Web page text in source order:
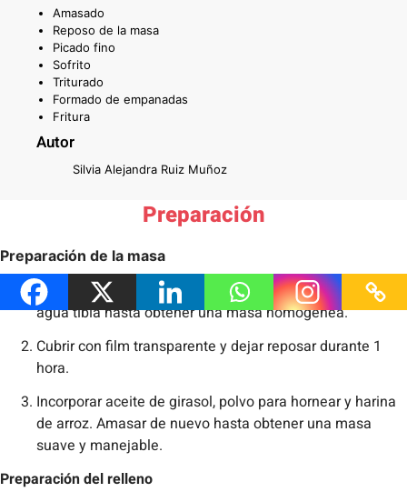
Amasado
Reposo de la masa
Picado fino
Sofrito
Triturado
Formado de empanadas
Fritura
Autor
Silvia Alejandra Ruiz Muñoz
Preparación
Preparación de la masa
Mezclar en un bowl harina de maíz nixtamalizado, sal y
agua tibia hasta obtener una masa homogénea.
Cubrir con film transparente y dejar reposar durante 1
hora.
Incorporar aceite de girasol, polvo para hornear y harina
de arroz. Amasar de nuevo hasta obtener una masa
suave y manejable.
Preparación del relleno